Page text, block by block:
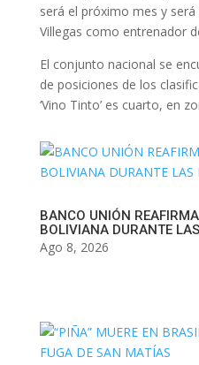
será el próximo mes y
Villegas como entrenador de
El conjunto nacional se
de posiciones de los
‘Vino Tinto’ es cuarto, en
BANCO UNIÓN
BOLIVIANA DURANTE
Ago 8, 2026